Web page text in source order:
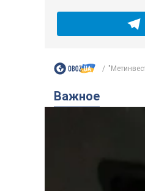
Важное